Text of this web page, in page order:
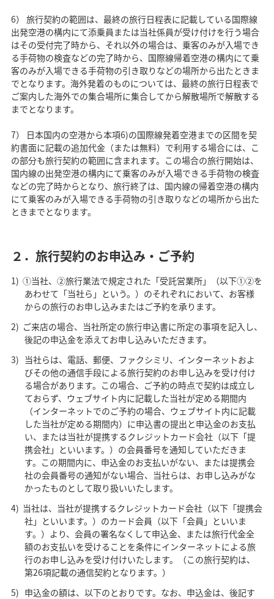
6） 旅行契約の範囲は、最終の旅行日程表に記載している国際線
出発空港の構内にて添乗員または当社係員が受け付けを行う場合
はその受付完了時から、それ以外の場合は、乗客のみが入場でき
る手荷物の検査などの完了時から、国際線帰着空港の構内にて乗
客のみが入場できる手荷物の引き取りなどの場所から出たときま
でとなります。海外発着のものについては、最終の旅行日程表で
ご案内した海外での集合場所に集合してから解散場所で解散する
までとなります。
7） 日本国内の空港から本項6)の国際線発着空港までの区間を契
約書面に記載の追加代金（または無料）で利用する場合には、こ
の部分も旅行契約の範囲に含まれます。この場合の旅行開始は、
国内線の出発空港の構内にて乗客のみが入場できる手荷物の検査
などの完了時からとなり、旅行終了は、国内線の帰着空港の構内
にて乗客のみが入場できる手荷物の引き取りなどの場所から出た
ときまでとなります。
２．旅行契約のお申込み・ご予約
①当社、②旅行業法で規定された「受託営業所」（以下①②を
あわせて「当社ら」という。）のそれぞれにおいて、お客様
からの旅行のお申し込みまたはご予約を承ります。
ご来店の場合、当社所定の旅行申込書に所定の事項を記入し、
後記の申込金を添えてお申し込みいただきます。
当社らは、電話、郵便、ファクシミリ、インターネットおよ
びその他の通信手段による旅行契約のお申し込みを受け付け
る場合があります。この場合、ご予約の時点で契約は成立し
ておらず、ウェブサイト内に記載した当社が定める期間内
（インターネットでのご予約の場合、ウェブサイト内に記載
した当社が定める期間内）に申込書の提出と申込金のお支払
い、または当社が提携するクレジットカード会社（以下「提
携会社」といいます。）の会員番号を通知していただきま
す。この期間内に、申込金のお支払いがない、または提携会
社の会員番号の通知がない場合、当社らは、お申し込みがな
かったものとして取り扱いいたします。
当社は、当社が提携するクレジットカード会社（以下「提携会
社」といいます。）のカード会員（以下「会員」といいま
す。）より、会員の署名なくして申込金、または旅行代金全
額のお支払いを受けることを条件にインターネットによる旅
行のお申し込みを受け付けいたします。（この旅行契約は、
第26項記載の通信契約となります。）
申込金の額は、以下のとおりです。なお、申込金は、後記す